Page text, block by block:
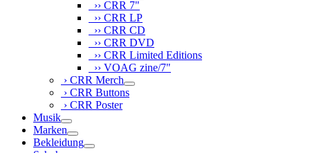
›› CRR 7"
›› CRR LP
›› CRR CD
›› CRR DVD
›› CRR Limited Editions
›› VOAG zine/7"
› CRR Merch
› CRR Buttons
› CRR Poster
Musik
Marken
Bekleidung